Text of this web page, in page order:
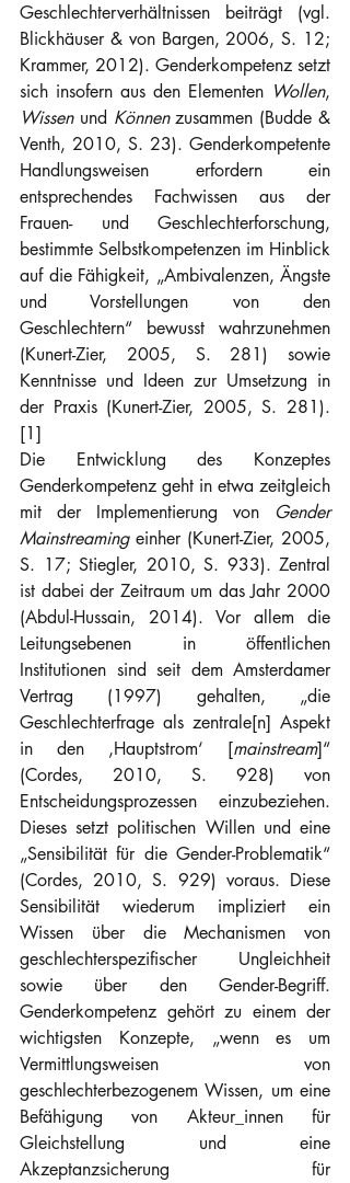
Geschlechterverhältnissen beiträgt (vgl.
Blickhäuser & von Bargen, 2006, S. 12;
Krammer, 2012). Genderkompetenz setzt
sich insofern aus den Elementen Wollen
Wissen und Können zusammen (Budde &
Venth, 2010, S. 23). Genderkompetente
Handlungsweisen erfordern ein
entsprechendes Fachwissen aus der
Frauen- und Geschlechterforschung,
bestimmte Selbstkompetenzen im Hinblick
auf die Fähigkeit, „Ambivalenzen, Ängste
und Vorstellungen von den
Geschlechtern“ bewusst wahrzunehmen
(Kunert-Zier, 2005, S. 281) sowie
Kenntnisse und Ideen zur Umsetzung in
der Praxis (Kunert-Zier, 2005, S. 281).
[1]
Die Entwicklung des Konzeptes
Genderkompetenz geht in etwa zeitgleich
mit der Implementierung von Gender
Mainstreaming einher (Kunert-Zier, 2005,
S. 17; Stiegler, 2010, S. 933). Zentral
ist dabei der Zeitraum um das Jahr 2000
(Abdul-Hussain, 2014). Vor allem die
Leitungsebenen in öffentlichen
Institutionen sind seit dem Amsterdamer
Vertrag (1997) gehalten, „die
Geschlechterfrage als zentrale[n] Aspekt
in den ‚Hauptstrom‘ [mainstream]“
(Cordes, 2010, S. 928) von
Entscheidungsprozessen einzubeziehen.
Dieses setzt politischen Willen und eine
„Sensibilität für die Gender-Problematik“
(Cordes, 2010, S. 929) voraus. Diese
Sensibilität wiederum impliziert ein
Wissen über die Mechanismen von
geschlechterspezifischer Ungleichheit
sowie über den Gender-Begriff.
Genderkompetenz gehört zu einem der
wichtigsten Konzepte, „wenn es um
Vermittlungsweisen von
geschlechterbezogenem Wissen, um eine
Befähigung von Akteur_innen für
Gleichstellung und eine
Akzeptanzsicherung für